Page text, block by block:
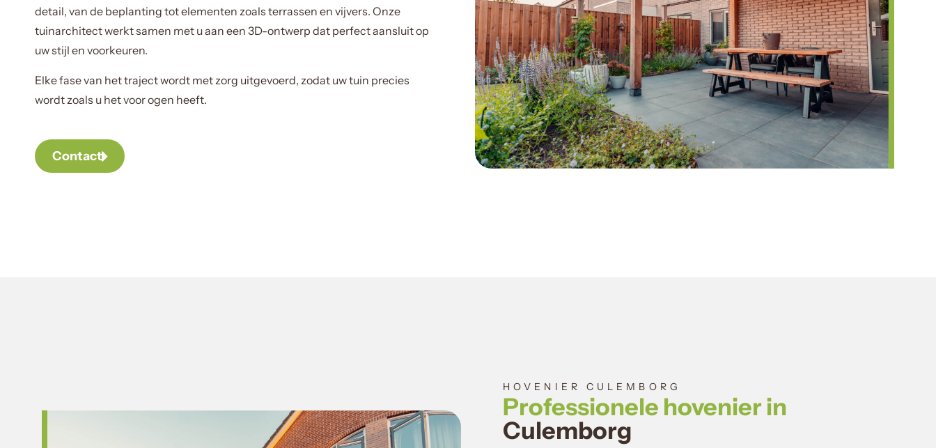
detail, van de beplanting tot elementen zoals terrassen en vijvers. Onze
tuinarchitect werkt samen met u aan een 3D-ontwerp dat perfect aansluit op
uw stijl en voorkeuren.
Elke fase van het traject wordt met zorg uitgevoerd, zodat uw tuin precies
wordt zoals u het voor ogen heeft.
Contact
HOVENIER CULEMBORG
Professionele hovenier in
Culemborg